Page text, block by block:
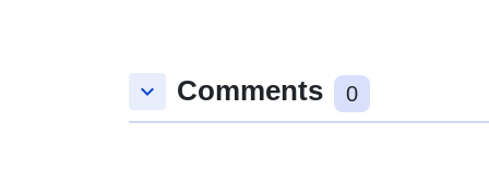
keyboard_arrow_down Comments 0